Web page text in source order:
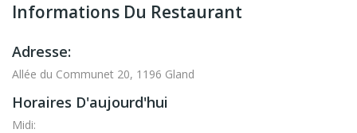
Informations Du Restaurant
Adresse:
Allée du Communet 20, 1196 Gland
Horaires D'aujourd'hui
Midi: